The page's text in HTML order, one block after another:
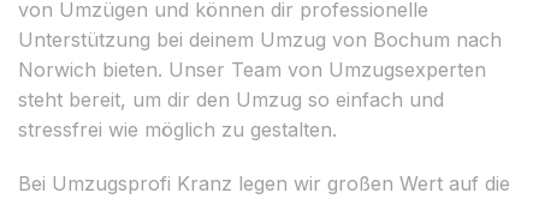
von Umzügen und können dir professionelle
Unterstützung bei deinem Umzug von Bochum nach
Norwich bieten. Unser Team von Umzugsexperten
steht bereit, um dir den Umzug so einfach und
stressfrei wie möglich zu gestalten.
Bei Umzugsprofi Kranz legen wir großen Wert auf die